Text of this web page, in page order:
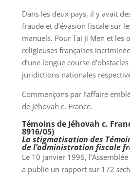
Dans les deux pays, il y avait
fraude et d’évasion fiscale sur
manuels. Pour Tai Ji Men et les
religieuses françaises
d’une longue course
juridictions nationales
Commençons par l’affaire
de Jéhovah c. France.
Témoins de Jéhovah c.
8916/05)
La stigmatisation des
de l’administration fiscale
Le 10 janvier 1996,
a publié un rapport sur 172